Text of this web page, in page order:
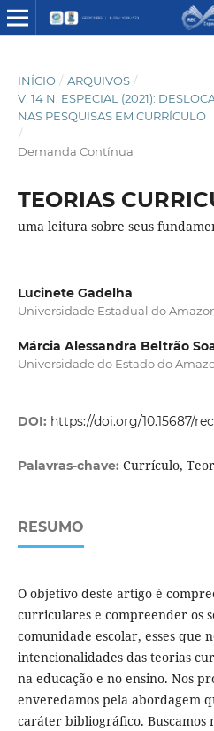
INÍCIO / ARQUIVOS /
V. 14 N. ESPECIAL (2021):
NAS PESQUISAS EM CURRÍCULO
/
Demanda Contínua
TEORIAS
uma leitura sobre seus
Lucinete Gadelha
Universidade Estadual do
Márcia Alessandra Beltrão
Universidade do Estado do
DOI: https://doi.org/10.15687/
Palavras-chave: Currículo,
RESUMO
O objetivo deste artigo é
curriculares e compreender os
comunidade escolar, esses que
intencionalidades das teorias
na educação e no ensino. Nos
enveredamos pela abordagem
caráter bibliográfico. Buscamos